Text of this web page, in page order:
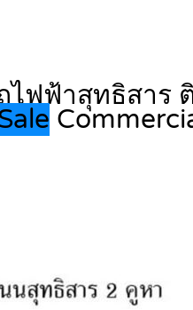
ฟฟ้าสุทธิสาร